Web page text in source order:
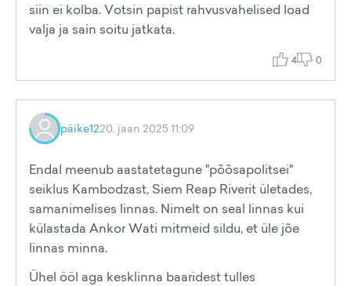
siin ei kolba. Votsin papist rahvusvahelised load
valja ja sain soitu jatkata.
4 0
päike1220. jaan 2025 11:09
Endal meenub aastatetagune "põõsapolitsei"
seiklus Kambodzast, Siem Reap Riverit ületades,
samanimelises linnas. Nimelt on seal linnas kui
külastada Ankor Wati mitmeid sildu, et üle jõe
linnas minna.
Ühel ööl aga kesklinna baaridest tulles